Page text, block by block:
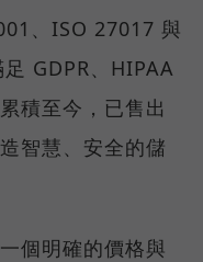
、ISO 27017 與
GDPR、HIPAA
積至今，已售出
智慧、安全的儲
個明確的價格與